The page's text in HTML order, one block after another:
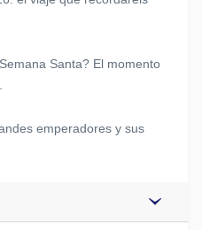
Santa? El momento
emperadores y sus